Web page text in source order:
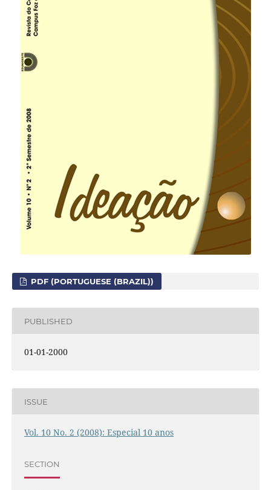
PDF (PORTUGUESE (BRAZIL))
PUBLISHED
01-01-2000
ISSUE
Vol. 10 No. 2 (2008): Especial 10 anos
SECTION